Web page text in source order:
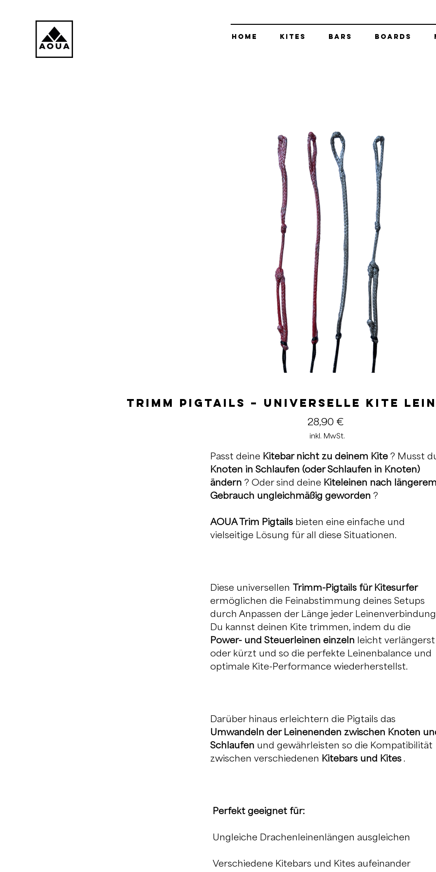
Trimm Pigtails – Universelle Kite
28,90 €
inkl. MwSt.
Passt deine Kitebar nicht zu deinem Kite ? Musst
Knoten in Schlaufen (oder Schlaufen in Knoten)
ändern ? Oder sind deine Kiteleinen nach
Gebrauch ungleichmäßig geworden ?
AOUA Trim Pigtails bieten eine einfache und
vielseitige Lösung für all diese Situationen.
Diese universellen Trimm-Pigtails für Kitesurfer
ermöglichen die Feinabstimmung deines Setups
durch Anpassen der Länge jeder
Du kannst deinen Kite trimmen, indem du die
Power- und Steuerleinen einzeln leicht verlängerst
oder kürzt und so die perfekte Leinenbalance und
optimale Kite-Performance wiederherstellst.
Darüber hinaus erleichtern die Pigtails das
Umwandeln der Leinenenden zwischen Knoten
Schlaufen und gewährleisten so die Kompatibilität
zwischen verschiedenen Kitebars und Kites .
Perfekt geeignet für:
Ungleiche Drachenleinenlängen ausgleichen
Verschiedene Kitebars und Kites aufeinander
Home Kites Bars Boards